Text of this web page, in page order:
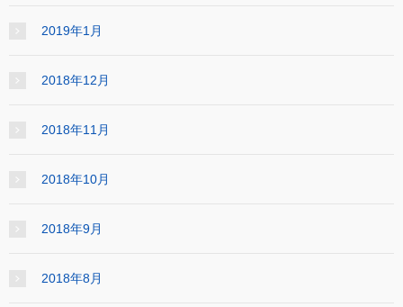
2019年1月
2018年12月
2018年11月
2018年10月
2018年9月
2018年8月